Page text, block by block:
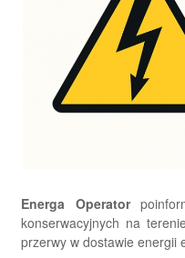
Energa Operator
konserwacyjnych na
przerwy w dostawie energii